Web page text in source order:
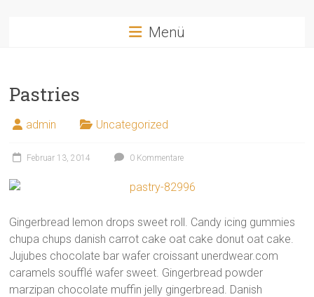
Menü
Pastries
admin Uncategorized
Februar 13, 2014 0 Kommentare
Gingerbread lemon drops sweet roll. Candy icing gummies
chupa chups danish carrot cake oat cake donut oat cake.
Jujubes chocolate bar wafer croissant unerdwear.com
caramels soufflé wafer sweet. Gingerbread powder
marzipan chocolate muffin jelly gingerbread. Danish